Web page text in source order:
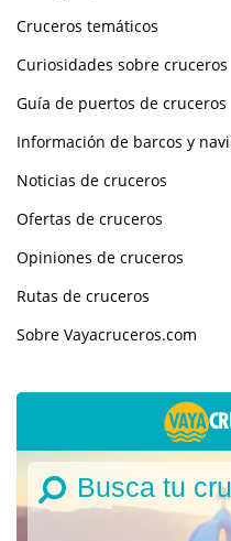
Cruceros temáticos
Curiosidades sobre cruceros
Guía de puertos de cruceros
Información de barcos y
Noticias de cruceros
Ofertas de cruceros
Opiniones de cruceros
Rutas de cruceros
Sobre Vayacruceros.com
Busca tu